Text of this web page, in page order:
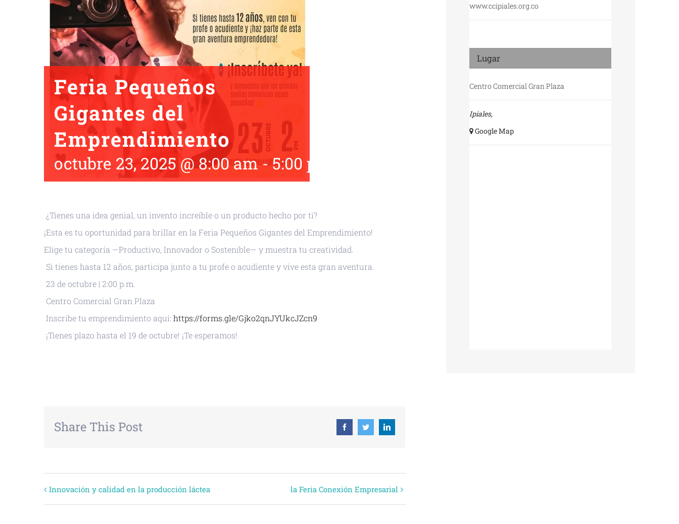
Feria Pequeños
Gigantes del
Emprendimiento
octubre 23, 2025 @ 8:00 am-5:00 pm
¿Tienes una idea genial, un invento increíble o un producto hecho por ti?
¡Esta es tu oportunidad para brillar en la Feria Pequeños Gigantes del Emprendimiento!
Elige tu categoría —Productivo, Innovador o Sostenible— y muestra tu creatividad.
Si tienes hasta 12 años, participa junto a tu profe o acudiente y vive esta gran aventura.
23 de octubre | 2:00 p.m.
Centro Comercial Gran Plaza
Inscribe tu emprendimiento aquí: https://forms.gle/Gjko2qnJYUkcJZcn9
¡Tienes plazo hasta el 19 de octubre! ¡Te esperamos!
Share This Post FacebookTwitterLinkedin
Evento
Innovación y calidad en la producción láctea la Feria Conexión Empresarial
www.ccipiales.org.co
Lugar
Centro Comercial Gran Plaza
Ipiales,
+ Google Map